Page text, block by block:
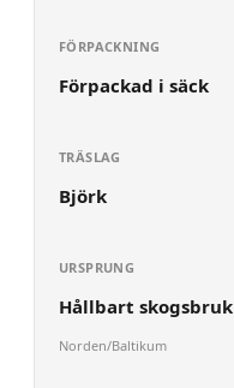
FÖRPACKNING
Förpackad i säck
TRÄSLAG
Björk
URSPRUNG
Hållbart skogsbruk
Norden/Baltikum